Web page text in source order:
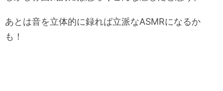
あとは音を立体的に録れば立派なASMRになるか
も！